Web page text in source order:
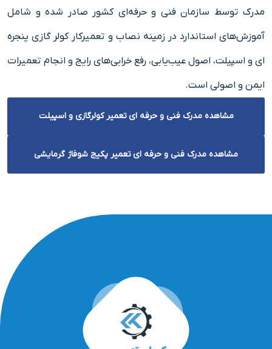
مدرک توسط سازمان فنی و حرفه‌ای کشور صادر شده و شامل
آموزش‌های استاندارد در زمینه نصاب و تعمیرکار کولر گازی پنجره
ای و اسپیلت، اصول عیب‌یابی، رفع خرابی‌های رایج و انجام تعمیرات
ایمن و اصولی است.
مشاهده مدرک فنی و حرفه ای تعمیر کولرگازی و اسپیلت
مشاهده مدرک فنی و حرفه ای تعمیر پکیج شوفاژ گرمایشی